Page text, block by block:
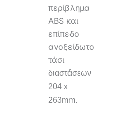
περίβλημα
ABS και
επίπεδο
ανοξείδωτο
τάσι
διαστάσεων
204 x
263mm.